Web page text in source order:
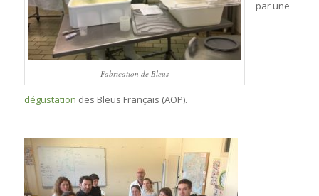
Fabrication de Bleus
par une
dégustation des Bleus Français (AOP).